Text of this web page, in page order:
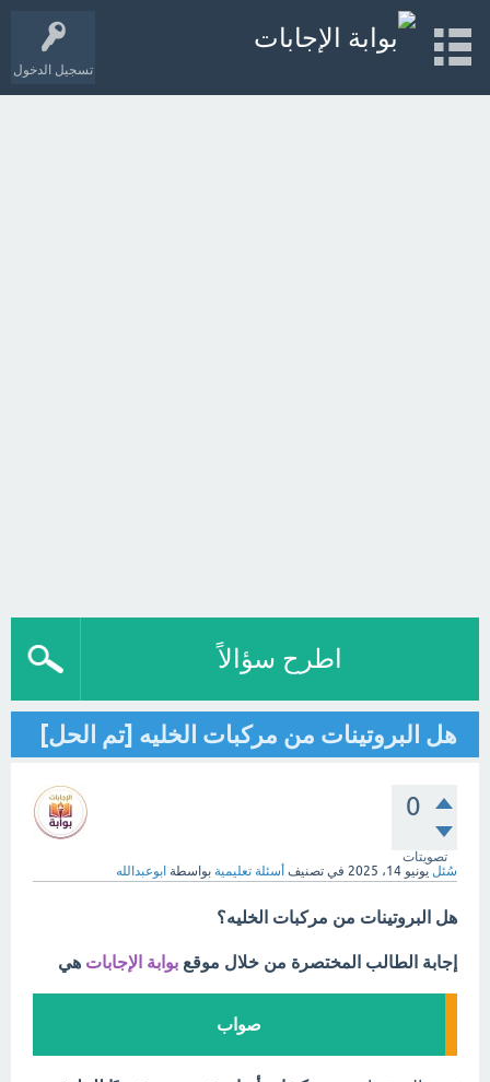
تسجيل الدخول
اطرح سؤالاً
هل البروتينات من مركبات الخليه [تم الحل]
0
تصويتات
سُئل يونيو 14، 2025 في تصنيف أسئلة تعليمية بواسطة ابوعبدالله
هل البروتينات من مركبات الخليه؟
إجابة الطالب المختصرة من خلال موقع بوابة الإجابات هي
صواب